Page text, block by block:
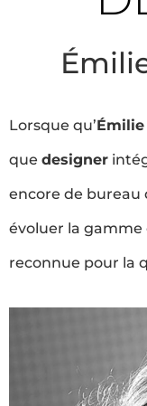
Lorsque qu’
que designer
encore de bureau
évoluer la gamme
reconnue pour la